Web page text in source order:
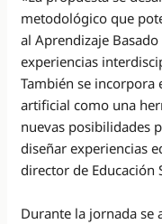
metodológico que
al Aprendizaje
experiencias
También se incorpora
artificial como una
nuevas posibilidades
diseñar experiencias
director de Educación
Durante la jornada se